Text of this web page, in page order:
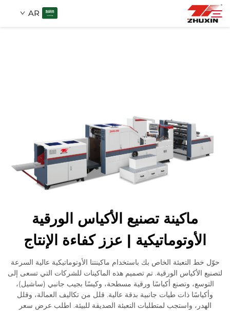
AR
شركة
أخبار
الأسئلة الشائعة
ماكينة تصنيع الأكياس الورقية
الأوتوماتيكية | عزز كفاءة الإنتاج
حوّل خط التعبئة الخاص بك باستخدام ماكينتنا الأوتوماتيكية عالية السرعة
لتصنيع الأكياس الورقية. تم تصميم هذه الماكينات للشركات التي تسعى إلى
التوسع، وتصنع أكياسًا ورقية مسطحة، وكيسًا بجيب جانبي (ساشيل)،
وأكياسًا ذات طيات جانبية بدقة عالية. قلل من تكاليف العمالة، وقلل
الهدر، واستجب لمتطلبات التعبئة الصديقة للبيئة. اطلب عرض سعر